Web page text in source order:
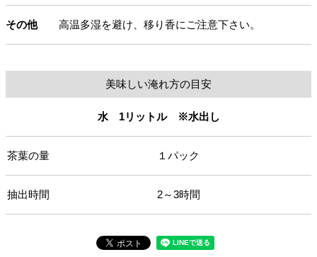
その他 高温多湿を避け、移り香にご注意下さい。
美味しい淹れ方の目安
水 1リットル ※水出し
茶葉の量 １パック
抽出時間 2～3時間